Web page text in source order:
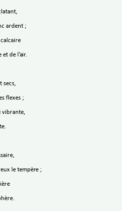
ardent ;
de l’air.
secs,
flexes ;
vibrante,
le tempère ;